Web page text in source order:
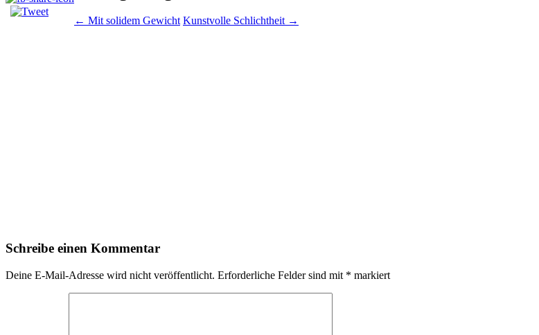
← Mit solidem Gewicht Kunstvolle Schlichtheit →
Schreibe einen Kommentar
Deine E-Mail-Adresse wird nicht veröffentlicht. Erforderliche Felder sind mit * markiert